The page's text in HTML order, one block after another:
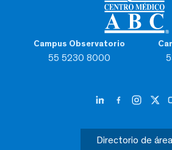
Campus Observatorio
55 5230 8000
Directorio de